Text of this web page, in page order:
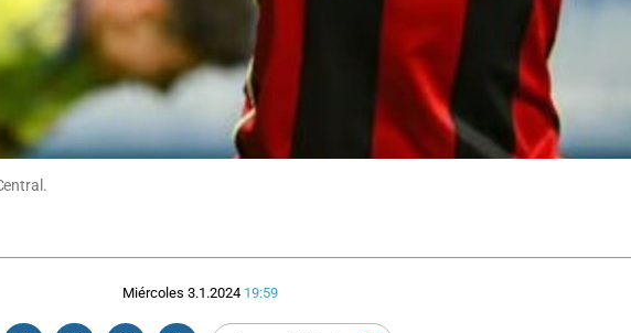
Miércoles 3.1.2024 19:59